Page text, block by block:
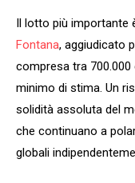
Il lotto più importante
Fontana, aggiudicato
compresa tra
minimo di stima. Un
solidità assoluta del
che continuano a
globali